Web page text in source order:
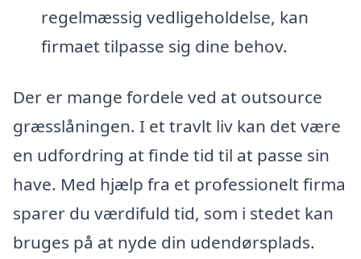
regelmæssig vedligeholdelse, kan
firmaet tilpasse sig dine behov.
Der er mange fordele ved at outsource
græsslåningen. I et travlt liv kan det være
en udfordring at finde tid til at passe sin
have. Med hjælp fra et professionelt firma
sparer du værdifuld tid, som i stedet kan
bruges på at nyde din udendørsplads.